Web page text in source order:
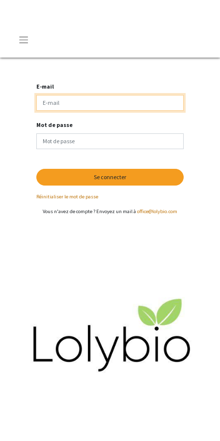
E-mail
Mot de passe
Se connecter
Réinitialiser le mot de passe
Vous n'avez de compte ? Envoyez un mail à office@lolybio.com